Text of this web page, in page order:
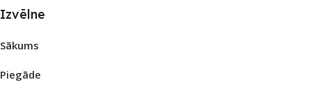
Izvēlne
Sākums
Piegāde